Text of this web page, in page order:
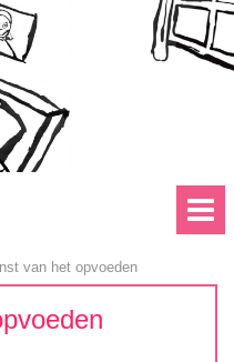
van het opvoeden